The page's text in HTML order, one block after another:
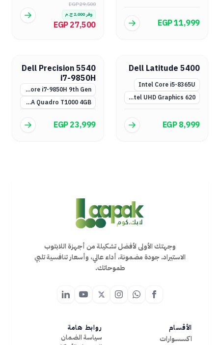
EGP 11,999
EGP 29,500
وفر2,000ج.م
EGP 27,500
Dell Latitude 5400
Intel Core i5-8365U
Intel UHD Graphics 620
EGP 8,999
Dell Precision 5540
i7-9850H
Intel Core i7-9850H 9th Gen
NVIDIA Quadro T1000 4GB
EGP 23,999
وجهتك الأولى لأفضل تشكيلة من أجهزة اللابتوب
الاستيراد. جودة مضمونة، أداء عالي، وأسعار تنافسية تلبي
طموحاتك.
الأقسام
اكسسوارات
روابط هامة
سياسة الضمان